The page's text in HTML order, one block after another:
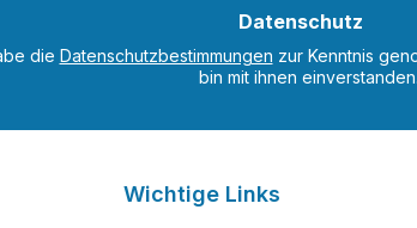
Datenschutz
die Datenschutzbestimmungen zur Kenntnis
bin mit ihnen einverstanden.
Wichtige Links